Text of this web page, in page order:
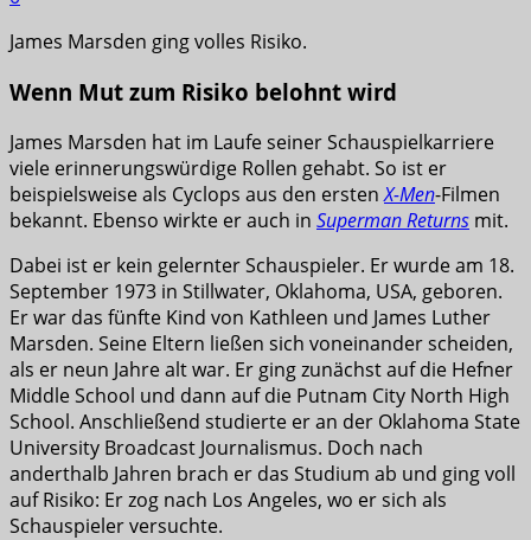
James Marsden ging volles Risiko.
Wenn Mut zum Risiko belohnt wird
James Marsden hat im Laufe seiner Schauspielkarriere
viele erinnerungswürdige Rollen gehabt. So ist er
beispielsweise als Cyclops aus den erstenX-Men-Filmen
bekannt. Ebenso wirkte er auch in Superman Returns mit.
Dabei ist er kein gelernter Schauspieler. Er wurde am 18.
September 1973 in Stillwater, Oklahoma, USA, geboren.
Er war das fünfte Kind von Kathleen und James Luther
Marsden. Seine Eltern ließen sich voneinander scheiden,
als er neun Jahre alt war. Er ging zunächst auf die Hefner
Middle School und dann auf die Putnam City North High
School. Anschließend studierte er an der Oklahoma State
University Broadcast Journalismus. Doch nach
anderthalb Jahren brach er das Studium ab und ging voll
auf Risiko: Er zog nach Los Angeles, wo er sich als
Schauspieler versuchte.